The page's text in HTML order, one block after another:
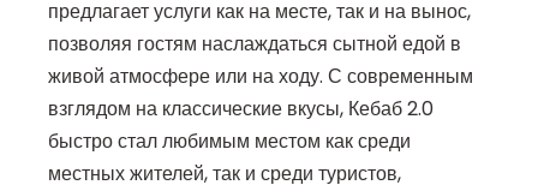
предлагает услуги как на месте, так и на вынос,
позволяя гостям наслаждаться сытной едой в
живой атмосфере или на ходу. С современным
взглядом на классические вкусы, Кебаб 2.0
быстро стал любимым местом как среди
местных жителей, так и среди туристов,